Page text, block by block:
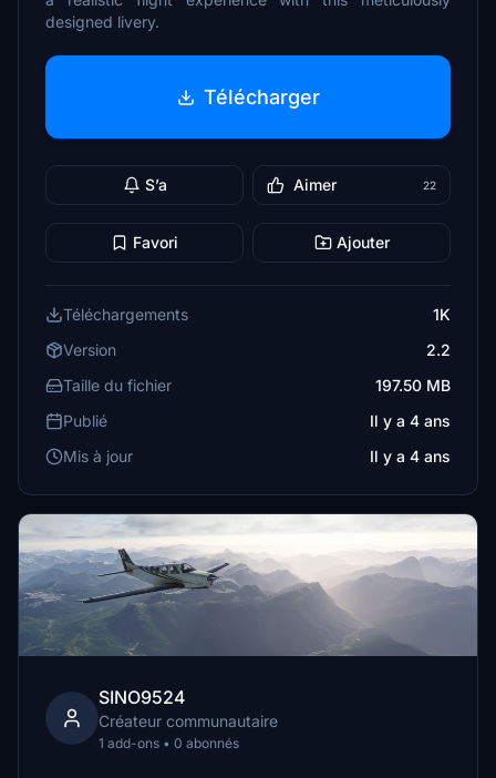
designed livery.
Télécharger
S’a Aimer 22
Favori Ajouter
Téléchargements
1K
Version
2.2
Taille du fichier
197.50 MB
Publié
Il y a 4 ans
Mis à jour
Il y a 4 ans
SINO9524
Créateur communautaire
1 add-ons • 0 abonnés